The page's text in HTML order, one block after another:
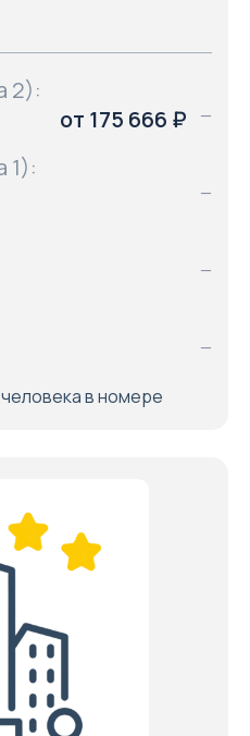
2):
от 175 666 ₽
—
1):
—
—
—
в номере